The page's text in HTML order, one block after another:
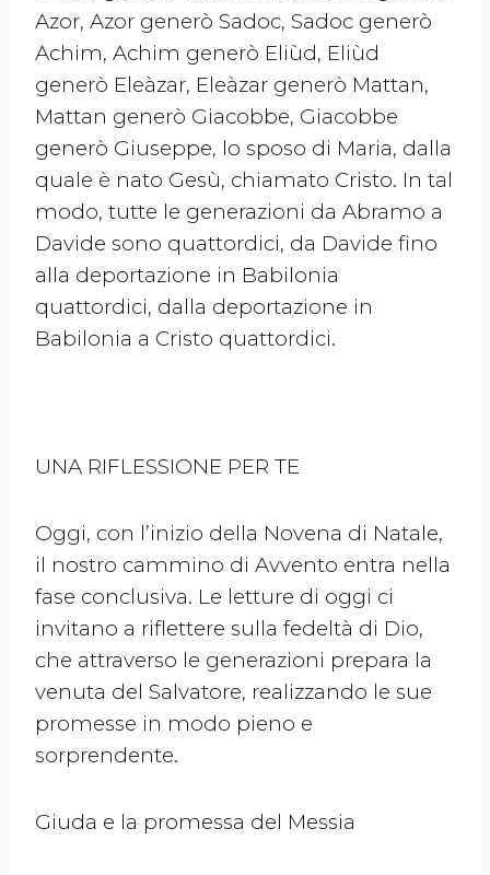
Azor, Azor generò Sadoc, Sadoc generò
Achim, Achim generò Eliùd, Eliùd
generò Eleàzar, Eleàzar generò Mattan,
Mattan generò Giacobbe, Giacobbe
generò Giuseppe, lo sposo di Maria, dalla
quale è nato Gesù, chiamato Cristo. In tal
modo, tutte le generazioni da Abramo a
Davide sono quattordici, da Davide fino
alla deportazione in Babilonia
quattordici, dalla deportazione in
Babilonia a Cristo quattordici.
UNA RIFLESSIONE PER TE
Oggi, con l’inizio della Novena di Natale,
il nostro cammino di Avvento entra nella
fase conclusiva. Le letture di oggi ci
invitano a riflettere sulla fedeltà di Dio,
che attraverso le generazioni prepara la
venuta del Salvatore, realizzando le sue
promesse in modo pieno e
sorprendente.
Giuda e la promessa del Messia